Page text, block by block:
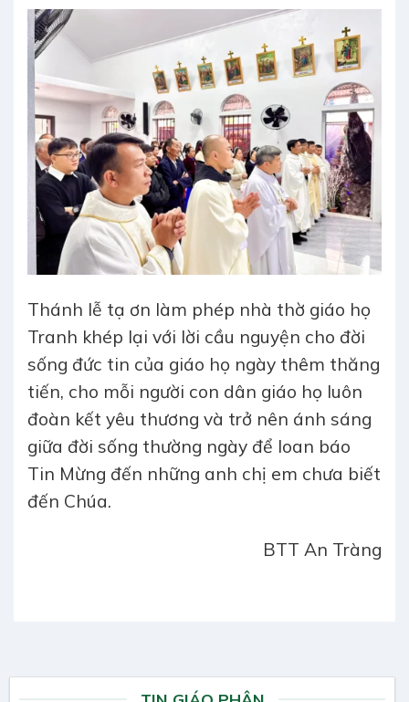
Thánh lễ tạ ơn làm phép nhà thờ giáo họ
Tranh khép lại với lời cầu nguyện cho đời
sống đức tin của giáo họ ngày thêm thăng
tiến, cho mỗi người con dân giáo họ luôn
đoàn kết yêu thương và trở nên ánh sáng
giữa đời sống thường ngày để loan báo
Tin Mừng đến những anh chị em chưa biết
đến Chúa.
BTT An Tràng